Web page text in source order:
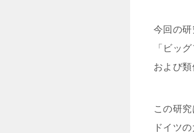
今回の研
「ビッ
および類
この研
ドイツ